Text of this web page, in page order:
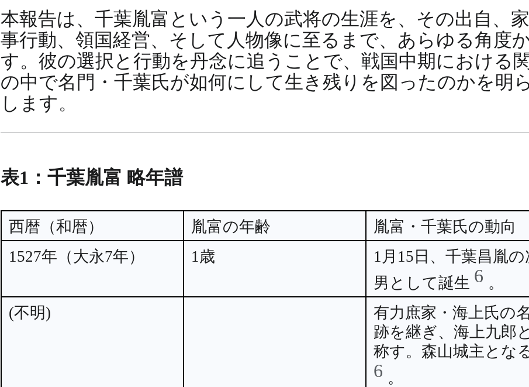
本報告は、千葉胤富という一人の武将の生涯を、その出自、
事行動、領国経営、そして人物像に至るまで、あらゆる角度
す。彼の選択と行動を丹念に追うことで、戦国中期における
の中で名門・千葉氏が如何にして生き残りを図ったのかを明
します。
表1：千葉胤富 略年譜
西暦（和暦） 胤富の年齢
胤富・千葉氏の動向
1527年（大永7年）
1歳
1月15日、千葉昌胤の
男として誕生 6 。
(不明)
有力庶家・海上氏の
跡を継ぎ、海上九郎
称す。森山城主とな
6 。